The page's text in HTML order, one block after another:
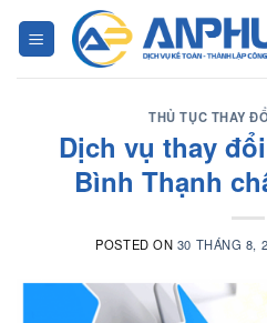
THỦ TỤC THAY
Dịch vụ thay
Bình Thạnh
POSTED ON 30 THÁNG 8,